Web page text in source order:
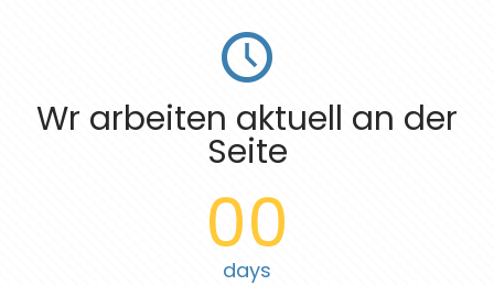
Wr arbeiten aktuell an der
Seite
00
days